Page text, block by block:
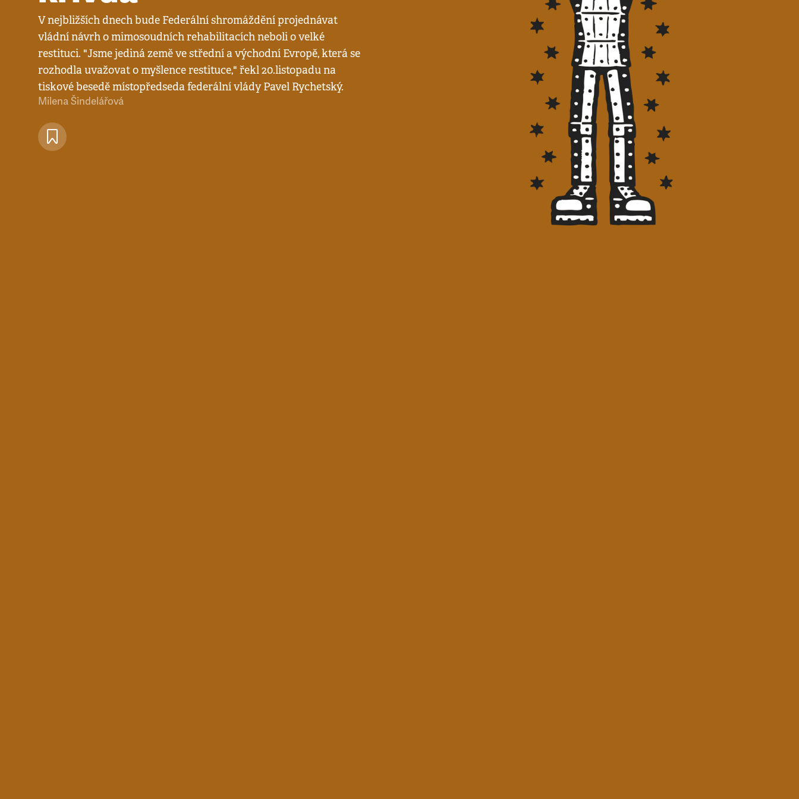
V nejbližších dnech bude Federální shromáždění projednávat
vládní návrh o mimosoudních rehabilitacích neboli o velké
restituci. "Jsme jediná země ve střední a východní Evropě, která se
rozhodla uvažovat o myšlence restituce," řekl 20.listopadu na
tiskové besedě místopředseda federální vlády Pavel Rychetský.
Milena Šindelářová